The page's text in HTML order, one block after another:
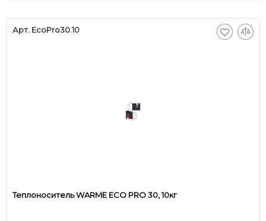
Арт. EcoPro30.10
Теплоноситель WARME ECO PRO 30, 10кг